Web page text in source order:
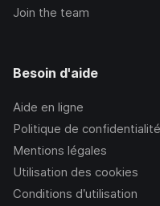
Join the team
Besoin d'aide
Aide en ligne
Politique de confidentialité
Mentions légales
Utilisation des cookies
Conditions d’utilisation